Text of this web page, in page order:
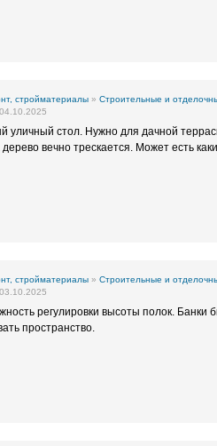
стройматериалы » Строительные и
уличный стол. Нужно для дачной
вечно трескается. Может есть
стройматериалы » Строительные и
регулировки высоты полок. Банки
пространство.